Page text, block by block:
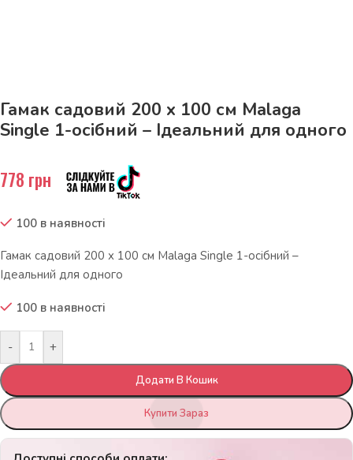
Гамак садовий 200 x 100 см Malaga
Single 1-осібний – Ідеальний для одного
778 грн
100 в наявності
Гамак садовий 200 x 100 см Malaga Single 1-осібний –
Ідеальний для одного
100 в наявності
- +
Додати В Кошик
Купити Зараз